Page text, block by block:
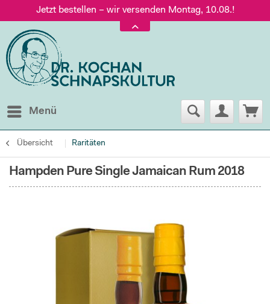
Jetzt bestellen – wir versenden Montag, 10.08.!
Versand nur 5,60 €, gratis ab 95 € Warenwert
Jetzt bestellen – wir versenden Montag, 10.08.!
Menü
Übersicht Raritäten
Hampden Pure Single Jamaican Rum 2018